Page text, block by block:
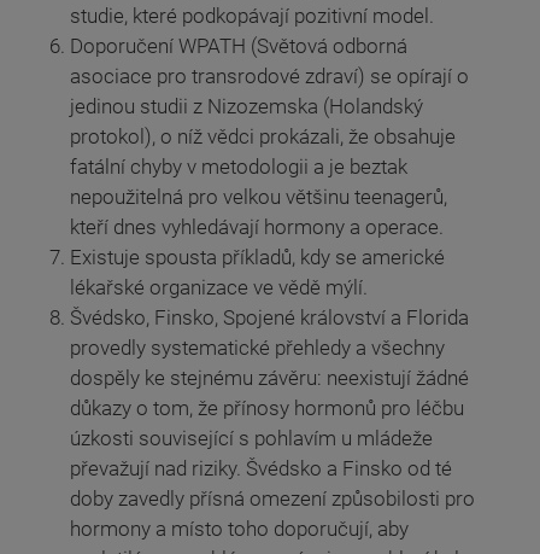
studie, které podkopávají pozitivní model.
Doporučení WPATH (Světová odborná
asociace pro transrodové zdraví) se opírají o
jedinou studii z Nizozemska (Holandský
protokol), o níž vědci prokázali, že obsahuje
fatální chyby v metodologii a je beztak
nepoužitelná pro velkou většinu teenagerů,
kteří dnes vyhledávají hormony a operace.
Existuje spousta příkladů, kdy se americké
lékařské organizace ve vědě mýlí.
Švédsko, Finsko, Spojené království a Florida
provedly systematické přehledy a všechny
dospěly ke stejnému závěru: neexistují žádné
důkazy o tom, že přínosy hormonů pro léčbu
úzkosti související s pohlavím u mládeže
převažují nad riziky. Švédsko a Finsko od té
doby zavedly přísná omezení způsobilosti pro
hormony a místo toho doporučují, aby